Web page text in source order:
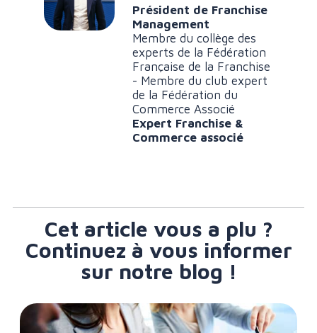
Président de Franchise
Management
Membre du collège des
experts de la Fédération
Française de la Franchise
- Membre du club expert
de la Fédération du
Commerce Associé
Expert Franchise &
Commerce associé
Cet article vous a plu ?
Continuez à vous informer
sur notre blog !